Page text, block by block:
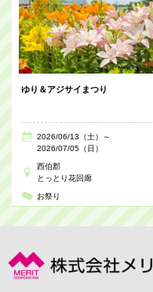
ゆり＆アジサイまつり
2026/06/13（土）～
2026/07/05（日）
西伯郡
とっとり花回廊
お祭り